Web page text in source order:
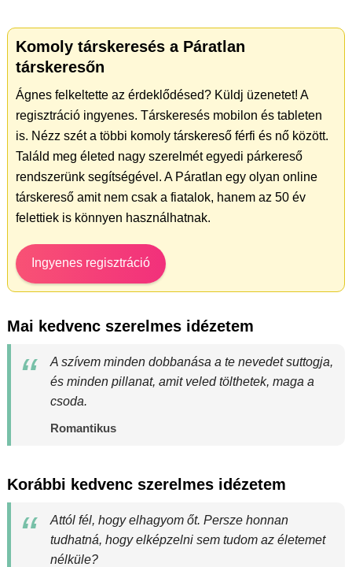
Komoly társkeresés a Páratlan
társkeresőn
Ágnes felkeltette az érdeklődésed? Küldj üzenetet! A
regisztráció ingyenes. Társkeresés mobilon és tableten
is. Nézz szét a többi komoly társkereső férfi és nő között.
Találd meg életed nagy szerelmét egyedi párkereső
rendszerünk segítségével. A Páratlan egy olyan online
társkereső amit nem csak a fiatalok, hanem az 50 év
felettiek is könnyen használhatnak.
Ingyenes regisztráció
Mai kedvenc szerelmes idézetem
A szívem minden dobbanása a te nevedet suttogja,
és minden pillanat, amit veled tölthetek, maga a
csoda.
Romantikus
Korábbi kedvenc szerelmes idézetem
Attól fél, hogy elhagyom őt. Persze honnan
tudhatná, hogy elképzelni sem tudom az életemet
nélküle?